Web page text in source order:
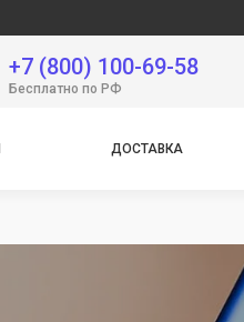
+7 (800) 100-69-58
Бесплатно по РФ
ДОСТАВКА